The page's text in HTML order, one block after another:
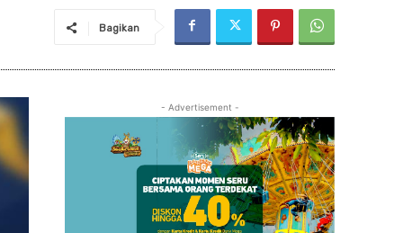
Bagikan
- Advertisement -